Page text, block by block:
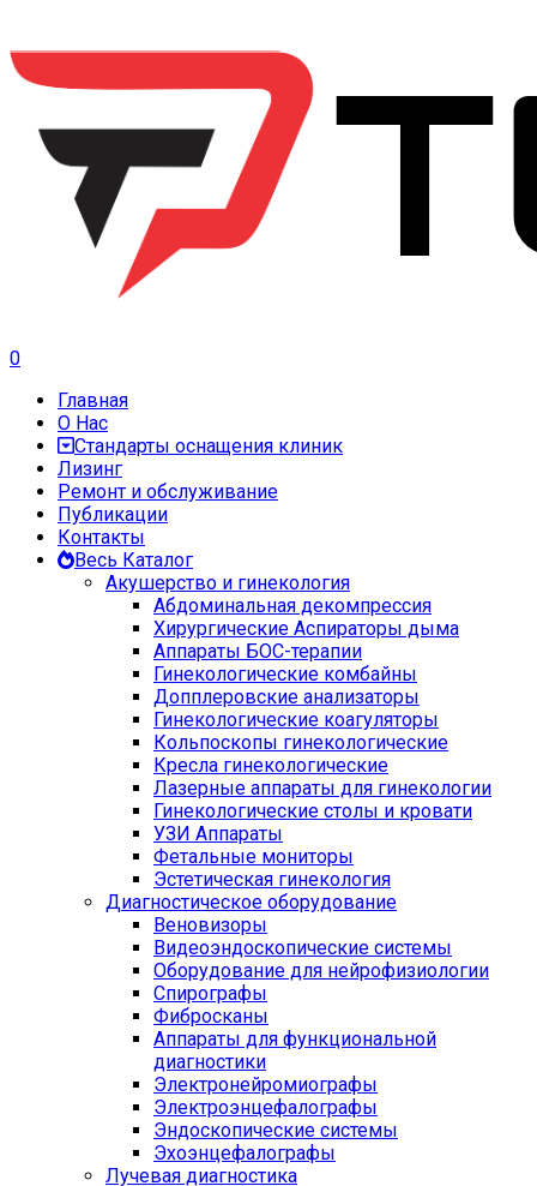
0
Главная
О Нас
Стандарты оснащения клиник
Лизинг
Ремонт и обслуживание
Публикации
Контакты
Весь Каталог
Акушерство и гинекология
Абдоминальная декомпрессия
Хирургические Аспираторы дыма
Аппараты БОС-терапии
Гинекологические комбайны
Допплеровские анализаторы
Гинекологические коагуляторы
Кольпоскопы гинекологические
Кресла гинекологические
Лазерные аппараты для гинекологии
Гинекологические столы и кровати
УЗИ Аппараты
Фетальные мониторы
Эстетическая гинекология
Диагностическое оборудование
Веновизоры
Видеоэндоскопические системы
Оборудование для нейрофизиологии
Спирографы
Фибросканы
Аппараты для функциональной
диагностики
Электронейромиографы
Электроэнцефалографы
Эндоскопические системы
Эхоэнцефалографы
Лучевая диагностика